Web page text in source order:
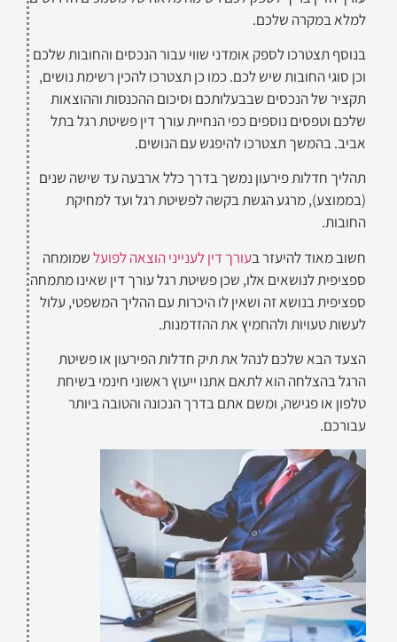
למלא במקרה שלכם.
בנוסף תצטרכו לספק אומדני שווי עבור הנכסים והחובות שלכם
וכן סוגי החובות שיש לכם. כמו כן תצטרכו להכין רשימת נושים,
תקציר של הנכסים שבבעלותכם וסיכום ההכנסות וההוצאות
שלכם וטפסים נוספים כפי הנחיית עורך דין פשיטת רגל בתל
אביב. בהמשך תצטרכו להיפגש עם הנושים.
תהליך חדלות פירעון נמשך בדרך כלל ארבעה עד שישה שנים
(בממוצע), מרגע הגשת בקשה לפשיטת רגל ועד למחיקת
החובות.
חשוב מאוד להיעזר בעורך דין לענייני הוצאה לפועלשמומחה
ספציפית לנושאים אלו, שכן פשיטת רגל עורך דין שאינו מתמחה
ספציפית בנושא זה ושאין לו היכרות עם ההליך המשפטי, עלול
לעשות טעויות ולהחמיץ את ההזדמנות.
הצעד הבא שלכם לנהל את תיק חדלות הפירעון או פשיטת
הרגל בהצלחה הוא לתאם אתנו ייעוץ ראשוני חינמי בשיחת
טלפון או פגישה, ומשם אתם בדרך הנכונה והטובה ביותר
עבורכם.